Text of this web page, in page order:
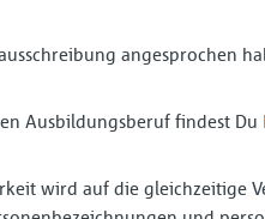
angesprochen
Ausbildungsberuf findest Du
wird auf die